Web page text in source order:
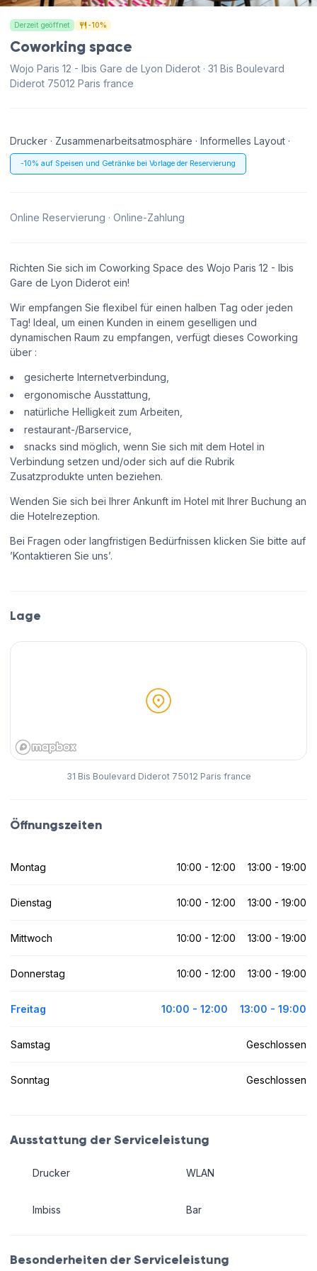
Derzeit geöffnet -10%
Coworking space
Wojo Paris 12 - Ibis Gare de Lyon Diderot · 31 Bis Boulevard
Diderot 75012 Paris france
Drucker · Zusammenarbeitsatmosphäre · Informelles Layout ·
-10% auf Speisen und Getränke bei Vorlage der Reservierung
Online Reservierung · Online-Zahlung
Richten Sie sich im Coworking Space des Wojo Paris 12 - Ibis
Gare de Lyon Diderot ein!
Wir empfangen Sie flexibel für einen halben Tag oder jeden
Tag! Ideal, um einen Kunden in einem geselligen und
dynamischen Raum zu empfangen, verfügt dieses Coworking
über :
gesicherte Internetverbindung,
ergonomische Ausstattung,
natürliche Helligkeit zum Arbeiten,
restaurant-/Barservice,
snacks sind möglich, wenn Sie sich mit dem Hotel in
Verbindung setzen und/oder sich auf die Rubrik
Zusatzprodukte unten beziehen.
Wenden Sie sich bei Ihrer Ankunft im Hotel mit Ihrer Buchung an
die Hotelrezeption.
Bei Fragen oder langfristigen Bedürfnissen klicken Sie bitte auf
’Kontaktieren Sie uns’.
Lage
31 Bis Boulevard Diderot 75012 Paris france
Öffnungszeiten
Montag 10:00 - 12:00 13:00 - 19:00
Dienstag 10:00 - 12:00 13:00 - 19:00
Mittwoch 10:00 - 12:00 13:00 - 19:00
Donnerstag 10:00 - 12:00 13:00 - 19:00
Freitag 10:00 - 12:00 13:00 - 19:00
Samstag Geschlossen
Sonntag Geschlossen
Ausstattung der Serviceleistung
Drucker
Imbiss
WLAN
Bar
Besonderheiten der Serviceleistung